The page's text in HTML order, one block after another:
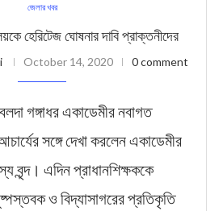
জেলার খবর
হেরিটেজ ঘোষনার দাবি প্রাক্তনীদের
October 14, 2020 0 comment
গঙ্গাধর একাডেমীর নবাগত
সঙ্গে দেখা করলেন একাডেমীর
বৃন্দ। এদিন প্রাধানশিক্ষককে
ও বিদ্যাসাগরের প্রতিকৃতি